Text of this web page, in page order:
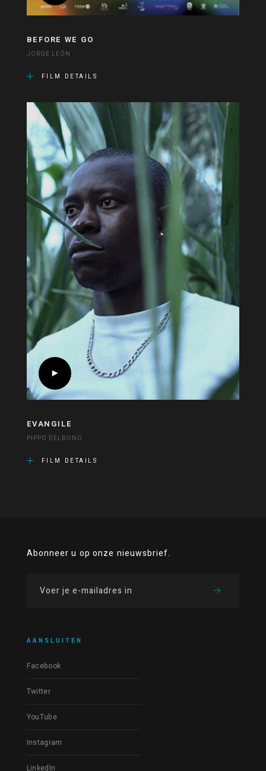
BEFORE WE GO
JORGE LEÓN
FILM DETAILS
EVANGILE
PIPPO DELBONO
FILM DETAILS
Abonneer u op onze nieuwsbrief.
AANSLUITEN
Facebook
Twitter
YouTube
Instagram
LinkedIn